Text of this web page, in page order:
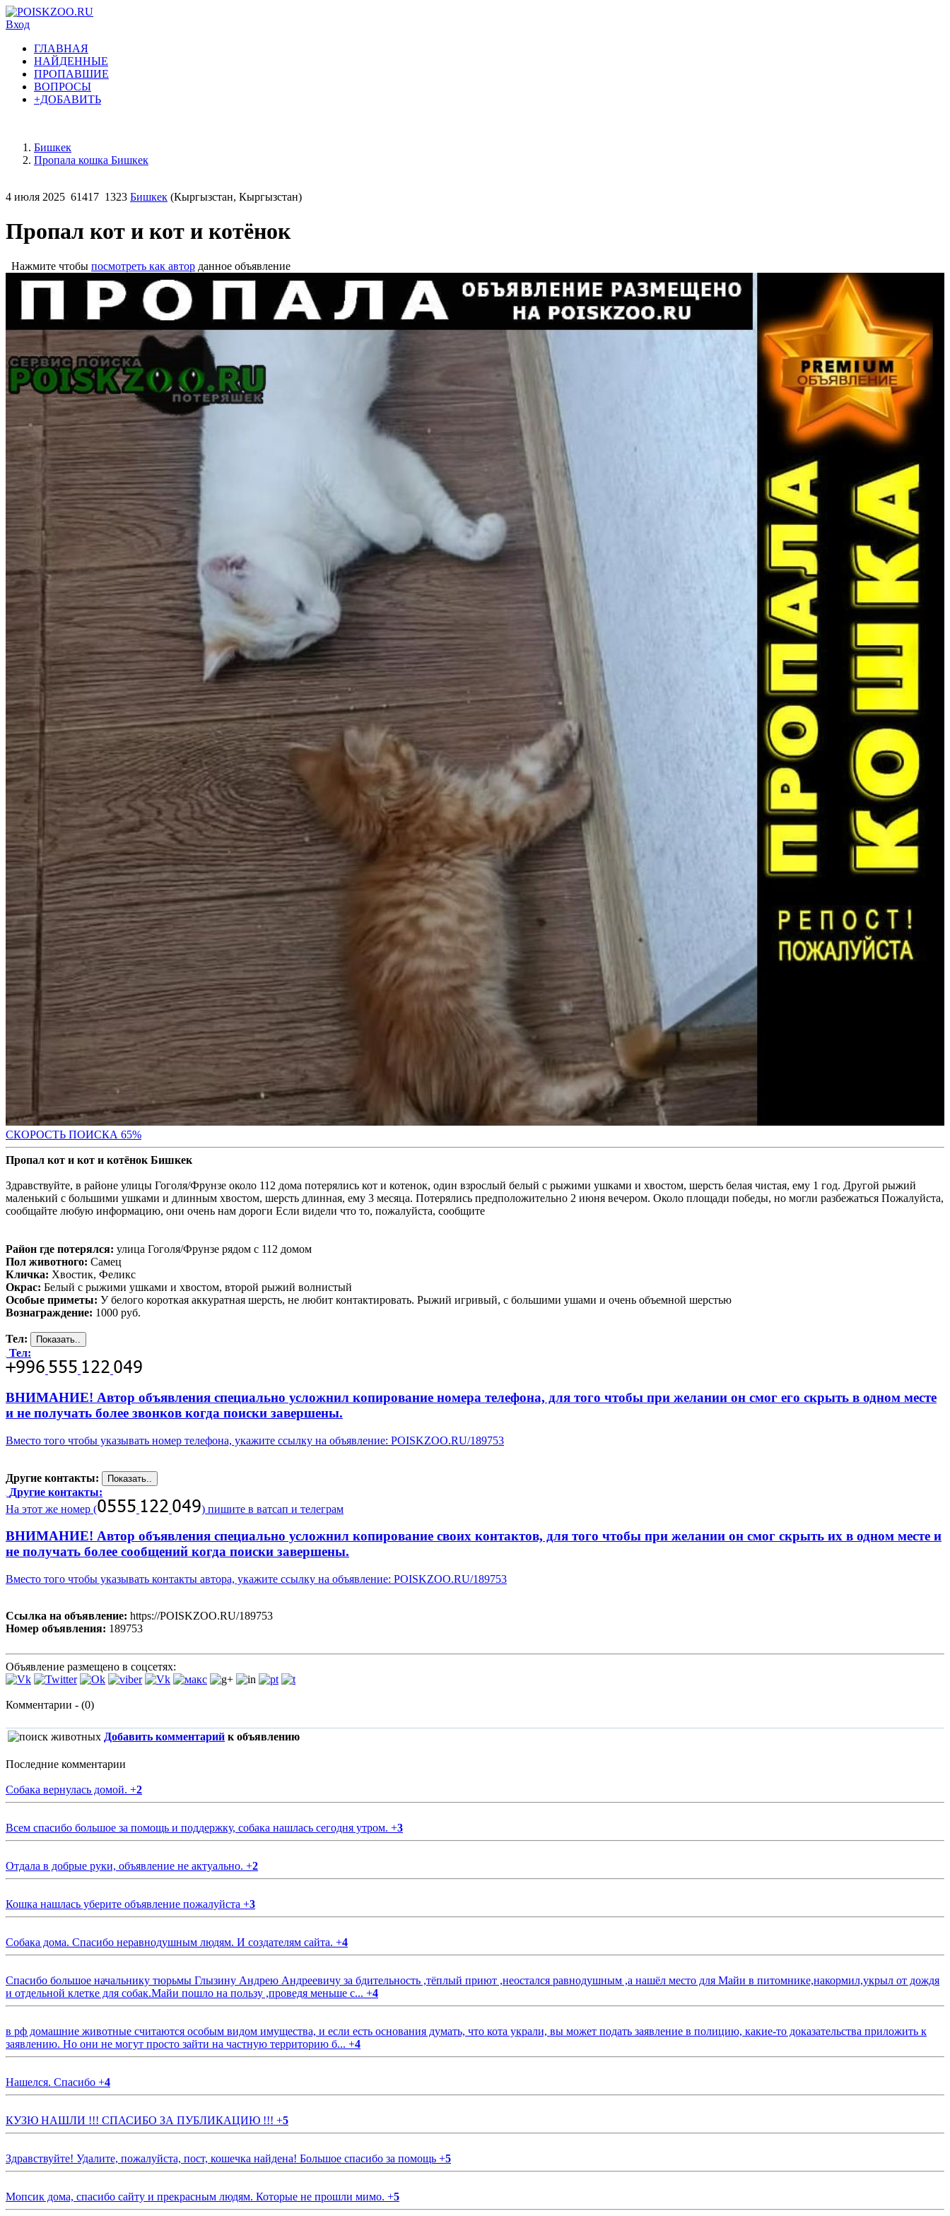
Вход
ГЛАВНАЯ
НАЙДЕННЫЕ
ПРОПАВШИЕ
ВОПРОСЫ
+ДОБАВИТЬ
Бишкек
Пропала кошка Бишкек
4 июля 2025 61417 1323 Бишкек (Кыргызстан, Кыргызстан)
Пропал кот и кот и котёнок
Нажмите чтобы посмотреть как автор данное объявление
СКОРОСТЬ ПОИСКА 65%
Пропал кот и кот и котёнок Бишкек
Здравствуйте, в районе улицы Гоголя/Фрунзе около 112 дома потерялись кот и котенок, один взрослый белый с рыжими ушками и хвостом, шерсть белая чистая, ему 1 год. Другой рыжий
маленький с большими ушками и длинным хвостом, шерсть длинная, ему 3 месяца. Потерялись предположительно 2 июня вечером. Около площади победы, но могли разбежаться Пожалуйста,
сообщайте любую информацию, они очень нам дороги Если видели что то, пожалуйста, сообщите
Район где потерялся: улица Гоголя/Фрунзе рядом с 112 домом
Пол животного: Самец
Кличка: Хвостик, Феликс
Окрас: Белый с рыжими ушками и хвостом, второй рыжий волнистый
Особые приметы: У белого короткая аккуратная шерсть, не любит контактировать. Рыжий игривый, с большими ушами и очень объемной шерстью
Вознаграждение: 1000 руб.
Тел:
Тел:
ВНИМАНИЕ! Автор объявления специально усложнил копирование номера телефона, для того чтобы при желании он смог его скрыть в одном месте
и не получать более звонков когда поиски завершены.
Вместо того чтобы указывать номер телефона, укажите ссылку на объявление: POISKZOO.RU/189753
Другие контакты:
Другие контакты:
На этот же номер (
) пишите в ватсап и телеграм
ВНИМАНИЕ! Автор объявления специально усложнил копирование своих контактов, для того чтобы при желании он смог скрыть их в одном месте и
не получать более сообщений когда поиски завершены.
Вместо того чтобы указывать контакты автора, укажите ссылку на объявление: POISKZOO.RU/189753
Ссылка на объявление: https://POISKZOO.RU/189753
Номер объявления: 189753
Объявление размещено в соцсетях:
Комментарии - (0)
Добавить комментарий к объявлению
Последние комментарии
Собака вернулась домой. +2
Всем спасибо большое за помощь и поддержку, собака нашлась сегодня утром. +3
Отдала в добрые руки, объявление не актуально. +2
Кошка нашлась уберите объявление пожалуйста +3
Собака дома. Спасибо неравнодушным людям. И создателям сайта. +4
Спасибо большое начальнику тюрьмы Глызину Андрею Андреевичу за бдительность ,тёплый приют ,неостался равнодушным ,а нашёл место для Майи в питомнике,накормил,укрыл от дождя
и отдельной клетке для собак.Майи пошло на пользу ,проведя меньше с... +4
в рф домашние животные считаются особым видом имущества, и если есть основания думать, что кота украли, вы может подать заявление в полицию, какие-то доказательства приложить к
заявлению. Но они не могут просто зайти на частную территорию б... +4
Нашелся. Спасибо +4
КУЗЮ НАШЛИ !!! СПАСИБО ЗА ПУБЛИКАЦИЮ !!! +5
Здравствуйте! Удалите, пожалуйста, пост, кошечка найдена! Большое спасибо за помощь +5
Мопсик дома, спасибо сайту и прекрасным людям. Которые не прошли мимо. +5